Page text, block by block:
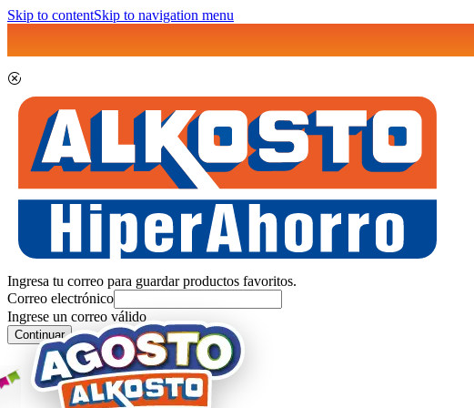
Skip to contentSkip to navigation menu
Ingresa tu correo para guardar productos favoritos.
Correo electrónico
Ingrese un correo válido
Continuar